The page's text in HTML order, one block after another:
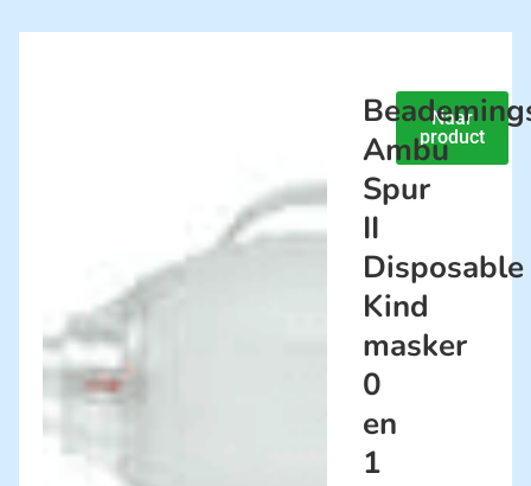
Naar
product
Ambu
Spur
II
Disposable
Kind
masker
0
en
1